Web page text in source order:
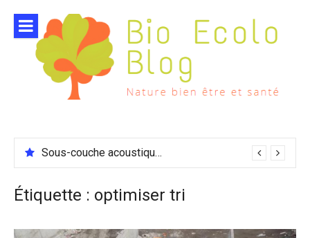
contenu
Sous-couche acoustique compatible chauffage sol
Étiquette : optimiser tri